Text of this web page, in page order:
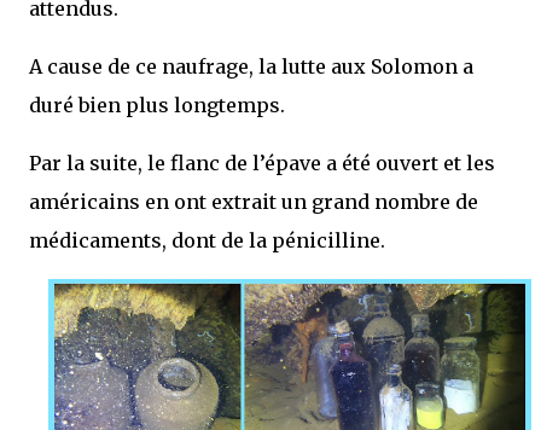
attendus.
A cause de ce naufrage, la lutte aux Solomon a
duré bien plus longtemps.
Par la suite, le flanc de l’épave a été ouvert et les
américains en ont extrait un grand nombre de
médicaments, dont de la pénicilline.